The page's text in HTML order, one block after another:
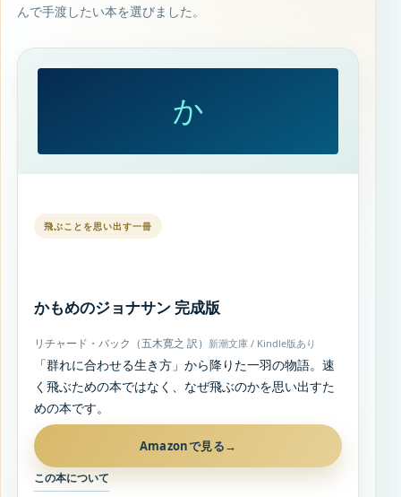
んで手渡したい本を選びました。
か
飛ぶことを思い出す一冊
かもめのジョナサン 完成版
リチャード・バック（五木寛之 訳） 新潮文庫 / Kindle版あり
「群れに合わせる生き方」から降りた一羽の物語。速
く飛ぶための本ではなく、なぜ飛ぶのかを思い出すた
めの本です。
Amazonで見る→
この本について